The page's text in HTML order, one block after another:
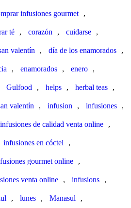
infusiones gourmet ,
té , corazón , cuidarse ,
valentín , día de los enamorados ,
, enamorados , enero ,
Gulfood , helps , herbal teas ,
valentín , infusion , infusiones ,
infusiones de calidad venta online ,
infusiones en cóctel ,
gourmet online ,
venta online , infusions ,
, lunes , Manasul ,